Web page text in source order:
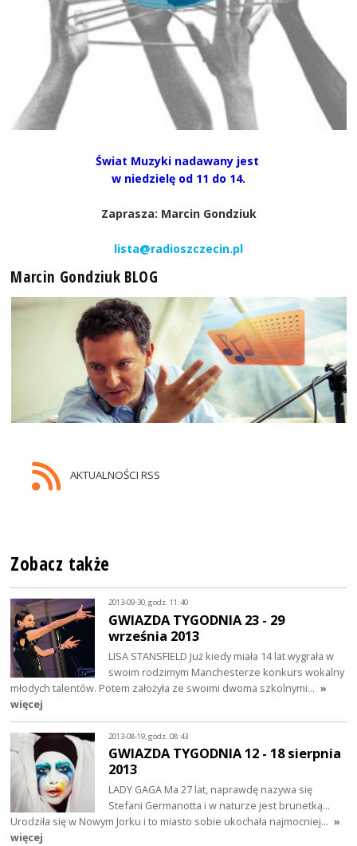
Świat Muzyki nadawany jest
w niedzielę od 11 do 14.
Zaprasza: Marcin Gondziuk
lista@radioszczecin.pl
Marcin Gondziuk BLOG
AKTUALNOŚCI RSS
Zobacz także
2013-09-30, godz. 11:40
GWIAZDA TYGODNIA 23 - 29
września 2013
LISA STANSFIELD Już kiedy miała 14 lat wygrała w
swoim rodzimym Manchesterze konkurs wokalny
młodych talentów. Potem założyła ze swoimi dwoma szkolnymi… »
więcej
2013-08-19, godz. 08:43
GWIAZDA TYGODNIA 12 - 18 sierpnia
2013
LADY GAGA Ma 27 lat, naprawdę nazywa się
Stefani Germanotta i w naturze jest brunetką...
Urodziła się w Nowym Jorku i to miasto sobie ukochała najmocniej… »
więcej